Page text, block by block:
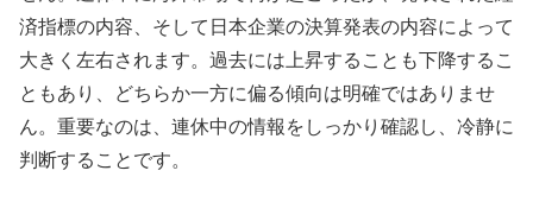
済指標の内容、そして日本企業の決算発表の内容によって
大きく左右されます。過去には上昇することも下降するこ
ともあり、どちらか一方に偏る傾向は明確ではありませ
ん。重要なのは、連休中の情報をしっかり確認し、冷静に
判断することです。